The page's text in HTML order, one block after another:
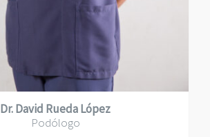
Dr. David Rueda López
Podólogo